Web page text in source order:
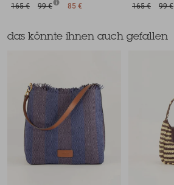
165 €
99 € 85 €
165 €
99 €
das könnte ihnen auch gefallen